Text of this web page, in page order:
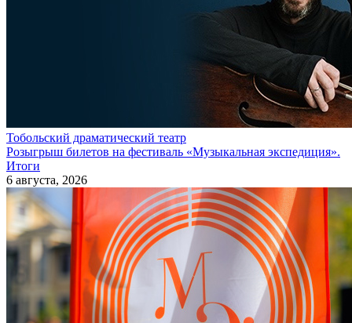
Тобольский драматический театр
Розыгрыш билетов на фестиваль «Музыкальная экспедиция».
Итоги
6 августа, 2026